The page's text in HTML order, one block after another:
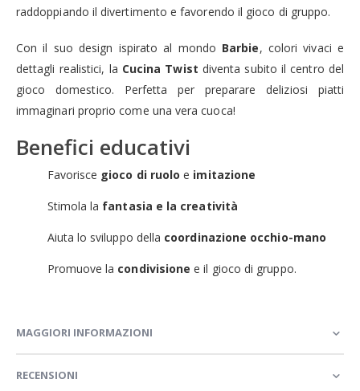
raddoppiando il divertimento e favorendo il gioco di gruppo.
Con il suo design ispirato al mondo Barbie, colori vivaci e
dettagli realistici, la Cucina Twist diventa subito il centro del
gioco domestico. Perfetta per preparare deliziosi piatti
immaginari proprio come una vera cuoca!
Benefici educativi
Favorisce gioco di ruolo e imitazione
Stimola la fantasia e la creatività
Aiuta lo sviluppo della coordinazione occhio-mano
Promuove la condivisione e il gioco di gruppo.
MAGGIORI INFORMAZIONI
RECENSIONI